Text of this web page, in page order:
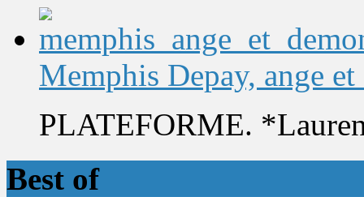
Memphis Depay, ange et
PLATEFORME.
Best of